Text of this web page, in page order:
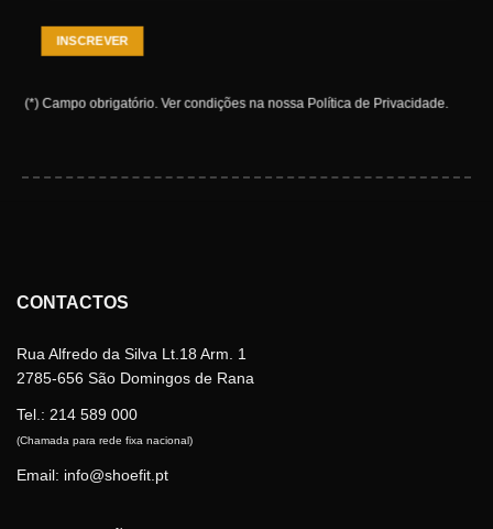
(*) Campo obrigatório. Ver condições na nossa Política de Privacidade
CONTACTOS
Rua Alfredo da Silva Lt.18 Arm. 1
2785-656 São Domingos de Rana
Tel.: 214 589 000
(Chamada para rede fixa nacional)
Email: info@shoefit.pt